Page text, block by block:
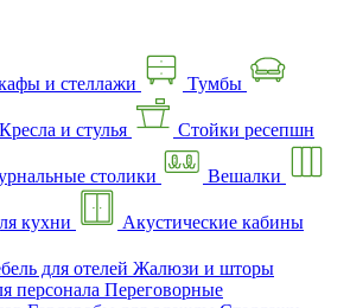
и стеллажи Тумбы
Кресла и стулья Стойки ресепшн
столики Вешалки
кухни Акустические кабины
для отелей Жалюзи и шторы
персонала Переговорные